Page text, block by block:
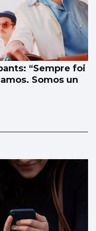
“Sempre foi
Somos un